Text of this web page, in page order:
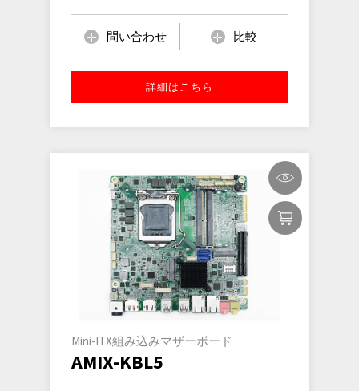
問い合わせ 比較
詳細はこちら
Mini-ITX組み込みマザーボード
AMIX-KBL5